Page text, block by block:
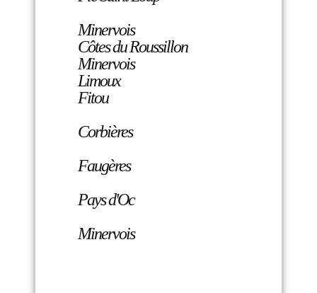
Minervois
Côtes du Roussillon
Minervois
Limoux
Fitou
Corbières
Faugères
Pays d'Oc
Minervois